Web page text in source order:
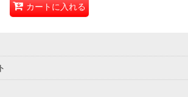
カートに入れる